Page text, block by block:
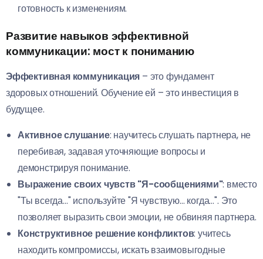
готовность к изменениям.
Развитие навыков эффективной
коммуникации: мост к пониманию
Эффективная коммуникация – это фундамент
здоровых отношений. Обучение ей – это инвестиция в
будущее.
Активное слушание: научитесь слушать партнера, не
перебивая, задавая уточняющие вопросы и
демонстрируя понимание.
Выражение своих чувств "Я-сообщениями": вместо
"Ты всегда…" используйте "Я чувствую… когда…". Это
позволяет выразить свои эмоции, не обвиняя партнера.
Конструктивное решение конфликтов: учитесь
находить компромиссы, искать взаимовыгодные